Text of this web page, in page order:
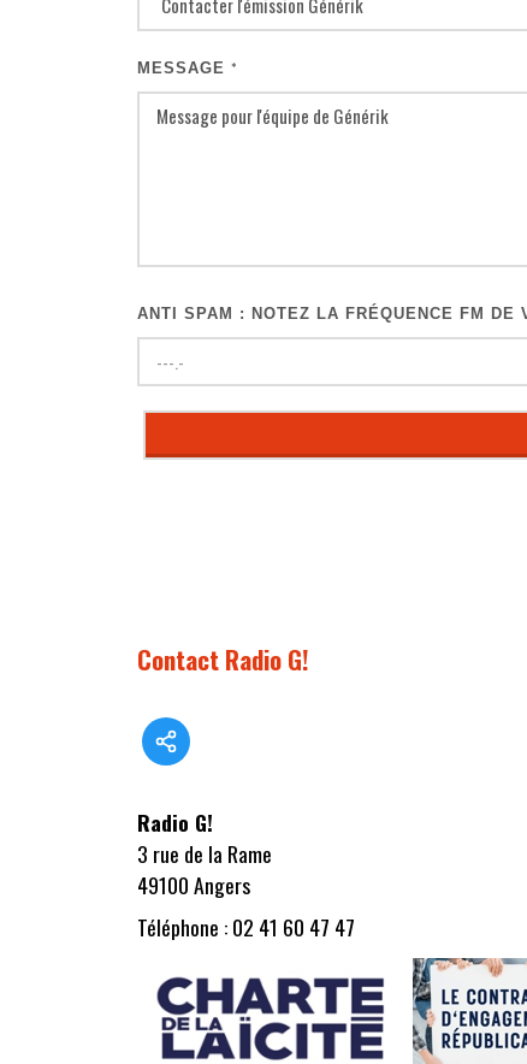
MESSAGE *
ANTI SPAM : NOTEZ LA FRÉQUENCE FM DE
Contact Radio G!
Radio G!
3 rue de la Rame
49100 Angers
Téléphone : 02 41 60 47 47